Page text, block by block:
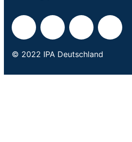
© 2022 IPA Deutschland